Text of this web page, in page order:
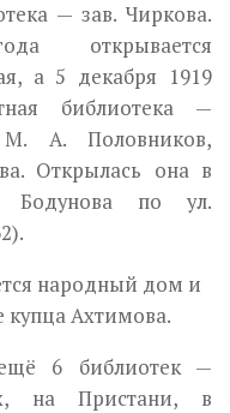
— зав. Чиркова.
открывается
а 5 декабря 1919
библиотека —
А. Половников,
Открылась она в
Бодунова по ул.
народный дом и
купца Ахтимова.
6 библиотек —
на Пристани, в